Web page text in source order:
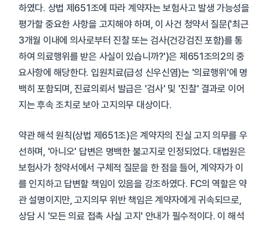
하였다. 상법 제651조에 따라 계약자는 보험사고 발생 가능성을
평가할 중요한 사항을 고지해야 하며, 이 사건 청약서 질문('최근
3개월 이내에 의사로부터 진찰 또는 검사(건강검진 포함)를 통
하여 의료행위를 받은 사실이 있습니까?')은 제651조의2의 중
요사항에 해당한다. 입원치료(급성 신우신염)는 '의료행위'에 명
백히 포함되며, 진료의뢰서 발급은 '검사' 및 '진찰' 결과로 이어
지는 후속 조치로 보아 고지의무 대상이다.
약관 해석 원칙(상법 제651조)은 계약자의 진실 고지 의무를 우
선하며, '아니오' 답변은 명백한 불고지로 인정되었다. 대법원은
보험사가 청약서에서 구체적 질문을 한 점을 들어, 계약자가 이
를 인지하고 답변할 책임이 있음을 강조하였다. FC의 역할은 약
관 설명이지만, 고지의무 위반 책임은 계약자에게 귀속되므로,
상담 시 '모든 의료 접촉 사실 고지' 안내가 필수적이다. 이 해석